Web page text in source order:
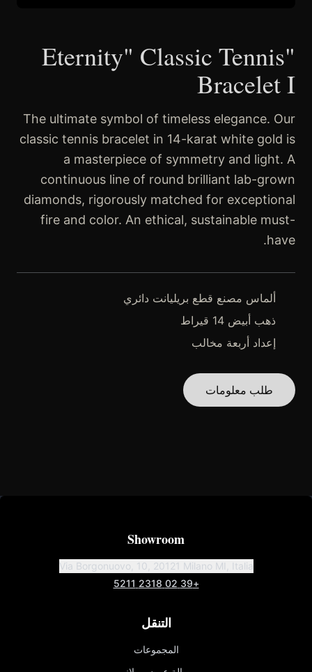
"Eternity" Classic Tennis
Bracelet I
The ultimate symbol of timeless elegance. Our
classic tennis bracelet in 14-karat white gold is
a masterpiece of symmetry and light. A
continuous line of round brilliant lab-grown
diamonds, rigorously matched for exceptional
fire and color. An ethical, sustainable must-
have.
ألماس مصنع قطع بريليانت دائري
ذهب أبيض 14 قيراط
إعداد أربعة مخالب
طلب معلومات
Showroom
Via Borgonuovo, 10, 20121 Milano MI, Italia
+39 02 2318 5211
التنقل
المجموعات